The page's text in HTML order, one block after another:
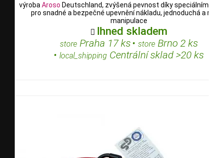
výroba Aroso Deutschland, zvýšená pevnost díky speciálním
pro snadné a bezpečné upevnění nákladu, jednoduchá a
manipulace
 Ihned skladem
storePraha 17 ks• storeBrno 2 ks
• local_shipping Centrální sklad >20 ks